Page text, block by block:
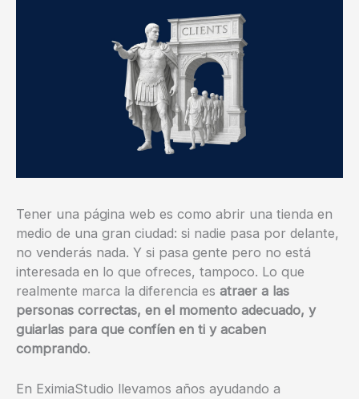
Tener una página web es como abrir una tienda en
medio de una gran ciudad: si nadie pasa por delante,
no venderás nada. Y si pasa gente pero no está
interesada en lo que ofreces, tampoco. Lo que
realmente marca la diferencia es atraer a las
personas correctas, en el momento adecuado, y
guiarlas para que confíen en ti y acaben
comprando.
En EximiaStudio llevamos años ayudando a